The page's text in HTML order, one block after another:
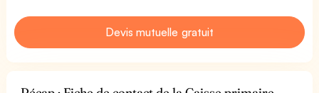
Devis mutuelle gratuit